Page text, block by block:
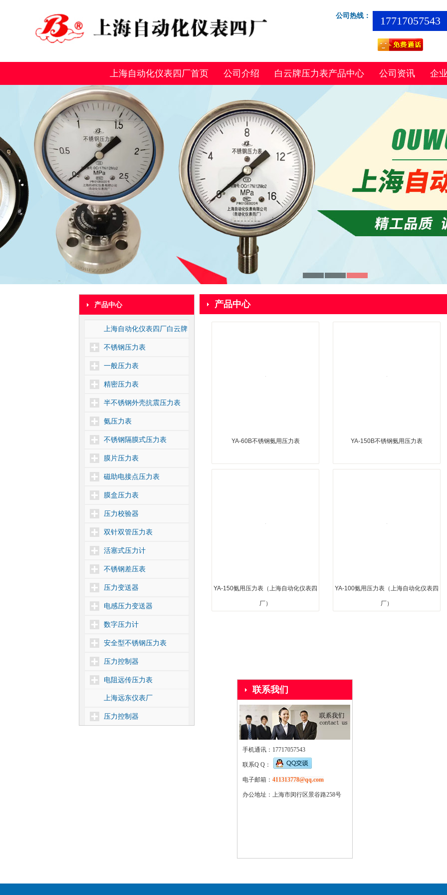
公司热线： 17717057543
上海自动化仪表四厂首页 公司介绍 白云牌压力表产品中心 公司资讯 企
产品中心
上海自动化仪表四厂白云牌
不锈钢压力表
一般压力表
精密压力表
半不锈钢外壳抗震压力表
氨压力表
不锈钢隔膜式压力表
膜片压力表
磁助电接点压力表
膜盒压力表
压力校验器
双针双管压力表
活塞式压力计
不锈钢差压表
压力变送器
电感压力变送器
数字压力计
安全型不锈钢压力表
压力控制器
电阻远传压力表
上海远东仪表厂
压力控制器
产品中心
YA-60B不锈钢氨用压力表 YA-150B不锈钢氨用压力表
YA-150氨用压力表（上海自动化仪表四
厂）
YA-100氨用压力表（上海自动化仪表四
厂）
联系我们
手机通讯：17717057543
联系Q Q：
电子邮箱： 411313778@qq.com
办公地址：上海市闵行区景谷路258号